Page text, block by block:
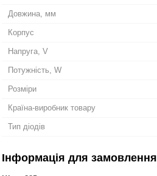
Довжина, мм
Корпус
Напруга, V
Потужність, W
Розміри
Країна-виробник товару
Тип діодів
Інформація для замовлення